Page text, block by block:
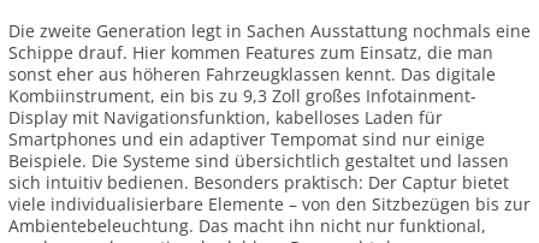
Die zweite Generation legt in Sachen Ausstattung nochmals eine
Schippe drauf. Hier kommen Features zum Einsatz, die man
sonst eher aus höheren Fahrzeugklassen kennt. Das digitale
Kombiinstrument, ein bis zu 9,3 Zoll großes Infotainment-
Display mit Navigationsfunktion, kabelloses Laden für
Smartphones und ein adaptiver Tempomat sind nur einige
Beispiele. Die Systeme sind übersichtlich gestaltet und lassen
sich intuitiv bedienen. Besonders praktisch: Der Captur bietet
viele individualisierbare Elemente – von den Sitzbezügen bis zur
Ambientebeleuchtung. Das macht ihn nicht nur funktional,